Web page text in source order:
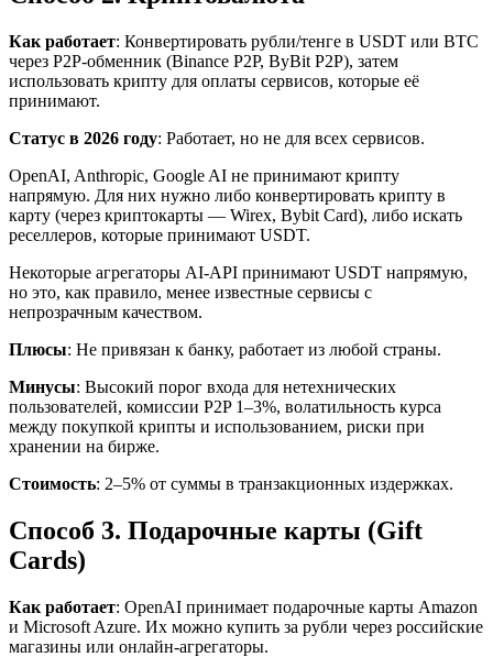
Как работает: Конвертировать рубли/тенге в USDT или BTC
через P2P-обменник (Binance P2P, ByBit P2P), затем
использовать крипту для оплаты сервисов, которые её
принимают.
Статус в 2026 году: Работает, но не для всех сервисов.
OpenAI, Anthropic, Google AI не принимают крипту
напрямую. Для них нужно либо конвертировать крипту в
карту (через криптокарты — Wirex, Bybit Card), либо искать
реселлеров, которые принимают USDT.
Некоторые агрегаторы AI-API принимают USDT напрямую,
но это, как правило, менее известные сервисы с
непрозрачным качеством.
Плюсы: Не привязан к банку, работает из любой страны.
Минусы: Высокий порог входа для нетехнических
пользователей, комиссии P2P 1–3%, волатильность курса
между покупкой крипты и использованием, риски при
хранении на бирже.
Стоимость: 2–5% от суммы в транзакционных издержках.
Способ 3. Подарочные карты (Gift
Cards)
Как работает: OpenAI принимает подарочные карты Amazon
и Microsoft Azure. Их можно купить за рубли через российские
магазины или онлайн-агрегаторы.